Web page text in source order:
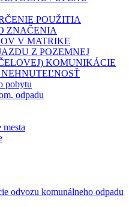
POUŽITIA
ZNAČENIA
V MATRIKE
Z POZEMNEJ
KOMUNIKÁCIE
pobytu
odpadu
odvozu komunálneho odpadu